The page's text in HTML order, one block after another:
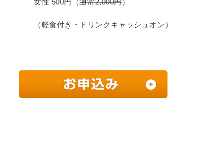
女性 500円（通常2,000円）
（軽食付き・ドリンクキャッシュオン）